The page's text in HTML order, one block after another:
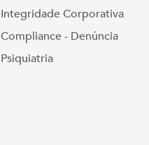
Integridade Corporativa
Compliance - Denúncia
Psiquiatria